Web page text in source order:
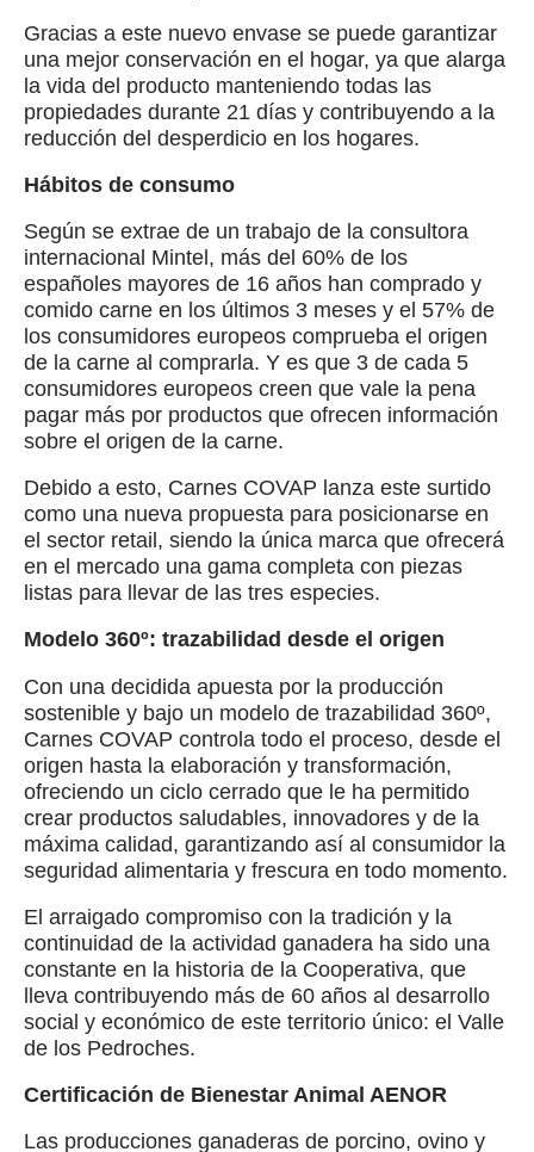
Gracias a este nuevo envase se puede garantizar
una mejor conservación en el hogar, ya que alarga
la vida del producto manteniendo todas las
propiedades durante 21 días y contribuyendo a la
reducción del desperdicio en los hogares.
Hábitos de consumo
Según se extrae de un trabajo de la consultora
internacional Mintel, más del 60% de los
españoles mayores de 16 años han comprado y
comido carne en los últimos 3 meses y el 57% de
los consumidores europeos comprueba el origen
de la carne al comprarla. Y es que 3 de cada 5
consumidores europeos creen que vale la pena
pagar más por productos que ofrecen información
sobre el origen de la carne.
Debido a esto, Carnes COVAP lanza este surtido
como una nueva propuesta para posicionarse en
el sector retail, siendo la única marca que ofrecerá
en el mercado una gama completa con piezas
listas para llevar de las tres especies.
Modelo 360º: trazabilidad desde el origen
Con una decidida apuesta por la producción
sostenible y bajo un modelo de trazabilidad 360º,
Carnes COVAP controla todo el proceso, desde el
origen hasta la elaboración y transformación,
ofreciendo un ciclo cerrado que le ha permitido
crear productos saludables, innovadores y de la
máxima calidad, garantizando así al consumidor la
seguridad alimentaria y frescura en todo momento.
El arraigado compromiso con la tradición y la
continuidad de la actividad ganadera ha sido una
constante en la historia de la Cooperativa, que
lleva contribuyendo más de 60 años al desarrollo
social y económico de este territorio único: el Valle
de los Pedroches.
Certificación de Bienestar Animal AENOR
Las producciones ganaderas de porcino, ovino y